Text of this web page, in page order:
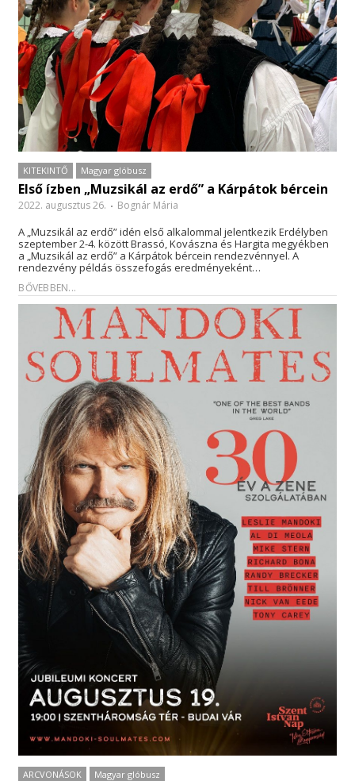
KITEKINTŐ Magyar glóbusz
Első ízben „Muzsikál az erdő” a Kárpátok bércein
2022. augusztus 26. Bognár Mária
A „Muzsikál az erdő” idén első alkalommal jelentkezik Erdélyben
szeptember 2-4. között Brassó, Kovászna és Hargita megyékben
a „Muzsikál az erdő” a Kárpátok bércein rendezvénnyel. A
rendezvény példás összefogás eredményeként…
BŐVEBBEN...
ARCVONÁSOK Magyar glóbusz